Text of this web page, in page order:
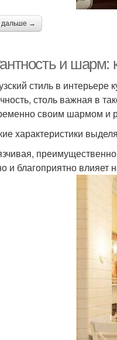
дальше →
и шарм:
стиль в интерьере
столь важная в
своим шармом и
характеристики
и благоприятно влияет